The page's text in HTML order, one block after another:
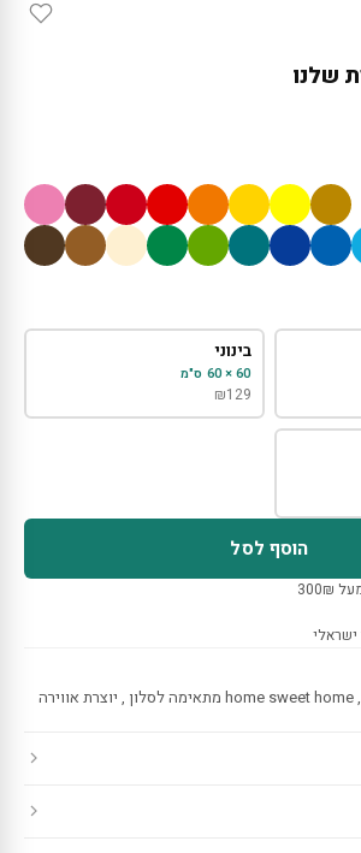
שלנו
בינוני
60 × 60 ס"מ
₪129
הוסף לסל
ישראלי
מדבקת קיר לכניסה לבית, home sweet home מתאימה לסלון , יוצרת אווירה